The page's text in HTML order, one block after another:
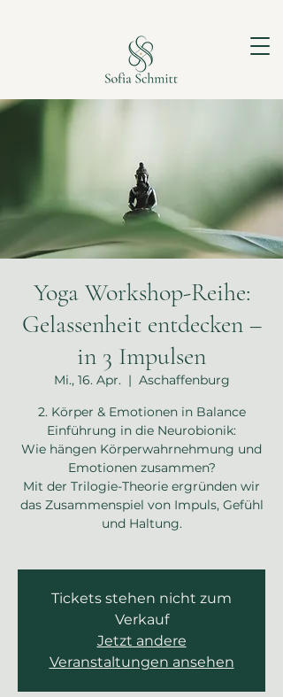
Yoga Workshop-Reihe:
Gelassenheit entdecken –
in 3 Impulsen
Mi., 16. Apr.
  |
Aschaffenburg
2. Körper & Emotionen in Balance
Einführung in die Neurobionik:
Wie hängen Körperwahrnehmung und
Emotionen zusammen?
Mit der Trilogie-Theorie ergründen wir
das Zusammenspiel von Impuls, Gefühl
und Haltung.
Tickets stehen nicht zum
Verkauf
Jetzt andere
Veranstaltungen ansehen